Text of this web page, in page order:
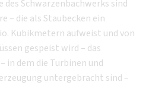
Schwarzenbachwerks sind
– die als Staubecken ein
Kubikmetern aufweist und von
gespeist wird – das
in dem die Turbinen und
untergebracht sind –